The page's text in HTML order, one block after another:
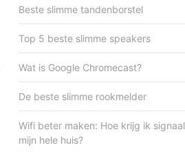
Beste slimme tandenborstel
Top 5 beste slimme speakers
Wat is Google Chromecast?
De beste slimme rookmelder
Wifi beter maken: Hoe krijg ik
mijn hele huis?